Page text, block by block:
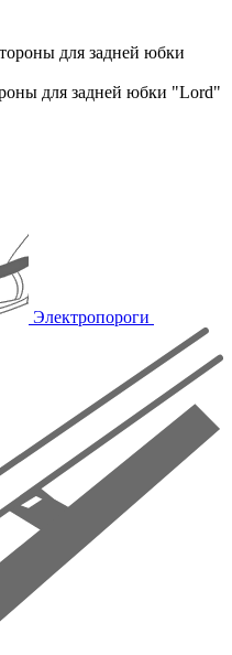
для задней юбки "Lord"
Электропороги